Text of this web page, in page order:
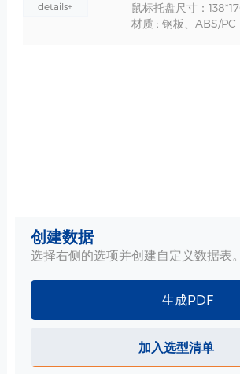
details+
鼠标托盘尺寸：
材质 : 钢板、ABS/PC
创建数据
选择右侧的选项并创建自定义数据表。
生成PDF
加入选型清单